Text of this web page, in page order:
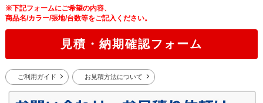
※下記フォームにご希望の内容、
商品名/カラー/張地/台数等をご記入ください。
見積・納期確認フォーム
ご利用ガイド お見積方法について